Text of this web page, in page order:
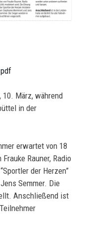
10. März, während
in der
erwartet von 18
Rauner, Radio
der Herzen”
Semmer. Die
Anschließend ist